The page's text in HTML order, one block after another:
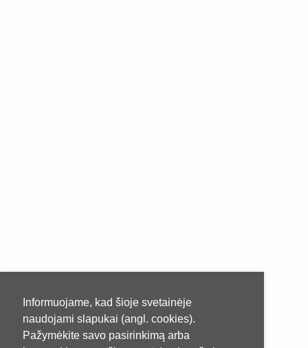
Informuojame, kad šioje svetainėje
naudojami slapukai (angl. cookies).
Pažymėkite savo pasirinkimą arba